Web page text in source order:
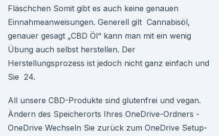
Fläschchen Somit gibt es auch keine genauen
Einnahmeanweisungen. Generell gilt Cannabisöl,
genauer gesagt „CBD Öl“ kann man mit ein wenig
Übung auch selbst herstellen. Der
Herstellungsprozess ist jedoch nicht ganz einfach und
Sie 24.
All unsere CBD-Produkte sind glutenfrei und vegan.
Ändern des Speicherorts Ihres OneDrive-Ordners -
OneDrive Wechseln Sie zurück zum OneDrive Setup-